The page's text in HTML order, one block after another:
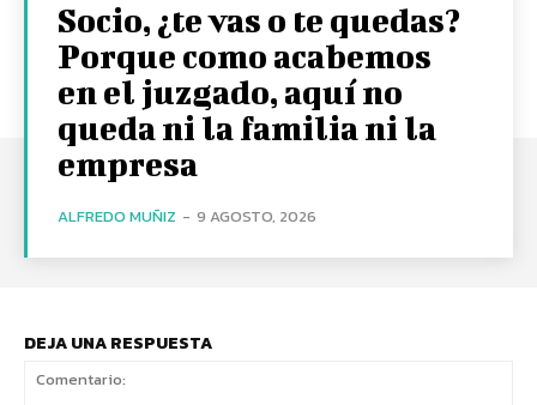
Socio, ¿te vas o te quedas?
Porque como acabemos
en el juzgado, aquí no
queda ni la familia ni la
empresa
ALFREDO MUÑIZ - 9 AGOSTO, 2026
DEJA UNA RESPUESTA